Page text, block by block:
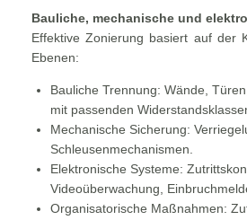
Bauliche, mechanische und
Effektive Zonierung basiert auf der
Ebenen:
Bauliche Trennung: Wände,
mit passenden
Mechanische Sicherung:
Schleusenmechanismen.
Elektronische Systeme:
Videoüberwachung,
Organisatorische Maßnahmen: